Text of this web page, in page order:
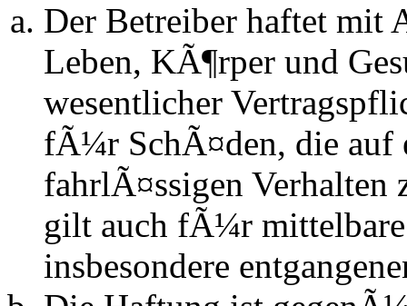
Der Betreiber haftet mit
Leben, KÃ¶rper und
wesentlicher
fÃ¼r SchÃ¤den, die auf
fahrlÃ¤ssigen
gilt auch fÃ¼r
insbesondere